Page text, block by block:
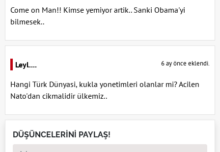
Come on Man!! Kimse yemiyor artik.. Sanki Obama'yi
bilmesek..
Leyl.... 6 ay önce eklendi.
Hangi Türk Dünyasi, kukla yonetimleri olanlar mi? Acilen
Nato'dan cikmalidir ülkemiz..
DÜŞÜNCELERİNİ PAYLAŞ!